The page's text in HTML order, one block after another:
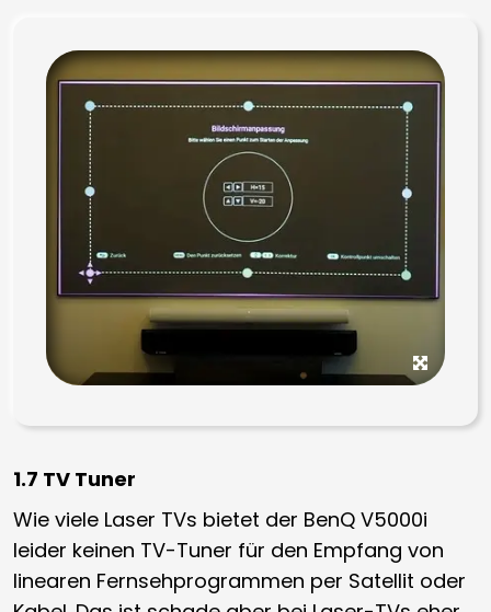
1.7 TV Tuner
Wie viele Laser TVs bietet der BenQ V5000i
leider keinen TV-Tuner für den Empfang von
linearen Fernsehprogrammen per Satellit oder